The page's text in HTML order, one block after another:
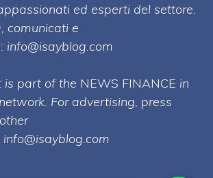
ed esperti del settore.
comunicati e
info@isayblog.com
is part of the NEWS FINANCE in
For advertising, press
info@isayblog.com